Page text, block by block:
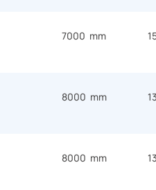
7000 mm
8000 mm
8000 mm